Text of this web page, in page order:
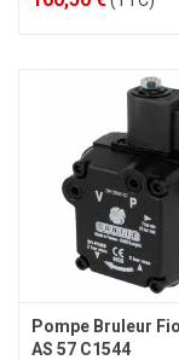
Pompe Bruleur
AS 57 C1544